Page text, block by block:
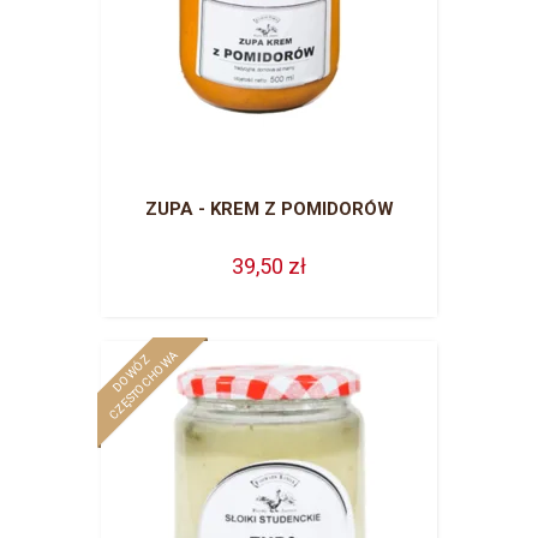
ZUPA - KREM Z POMIDORÓW
39,50 zł
D
O
W
Ó
Z
C
Z
Ę
S
T
O
C
H
O
W
A